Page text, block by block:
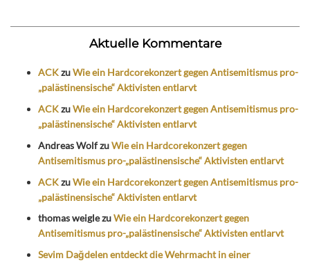
Aktuelle Kommentare
ACKzuWie ein Hardcorekonzert gegen Antisemitismus pro-
„palästinensische“ Aktivisten entlarvt
ACKzuWie ein Hardcorekonzert gegen Antisemitismus pro-
„palästinensische“ Aktivisten entlarvt
Andreas WolfzuWie ein Hardcorekonzert gegen
Antisemitismus pro-„palästinensische“ Aktivisten entlarvt
ACKzuWie ein Hardcorekonzert gegen Antisemitismus pro-
„palästinensische“ Aktivisten entlarvt
thomas weiglezuWie ein Hardcorekonzert gegen
Antisemitismus pro-„palästinensische“ Aktivisten entlarvt
Sevim Dağdelen entdeckt die Wehrmacht in einer